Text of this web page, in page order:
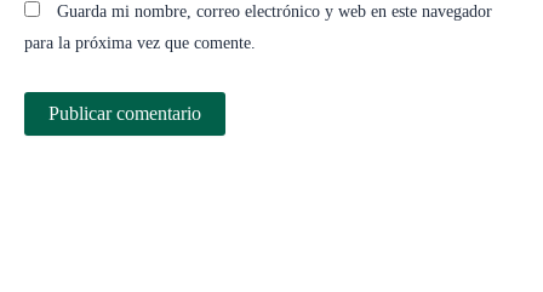
Guarda mi nombre, correo electrónico y web en este navegador
para la próxima vez que comente.